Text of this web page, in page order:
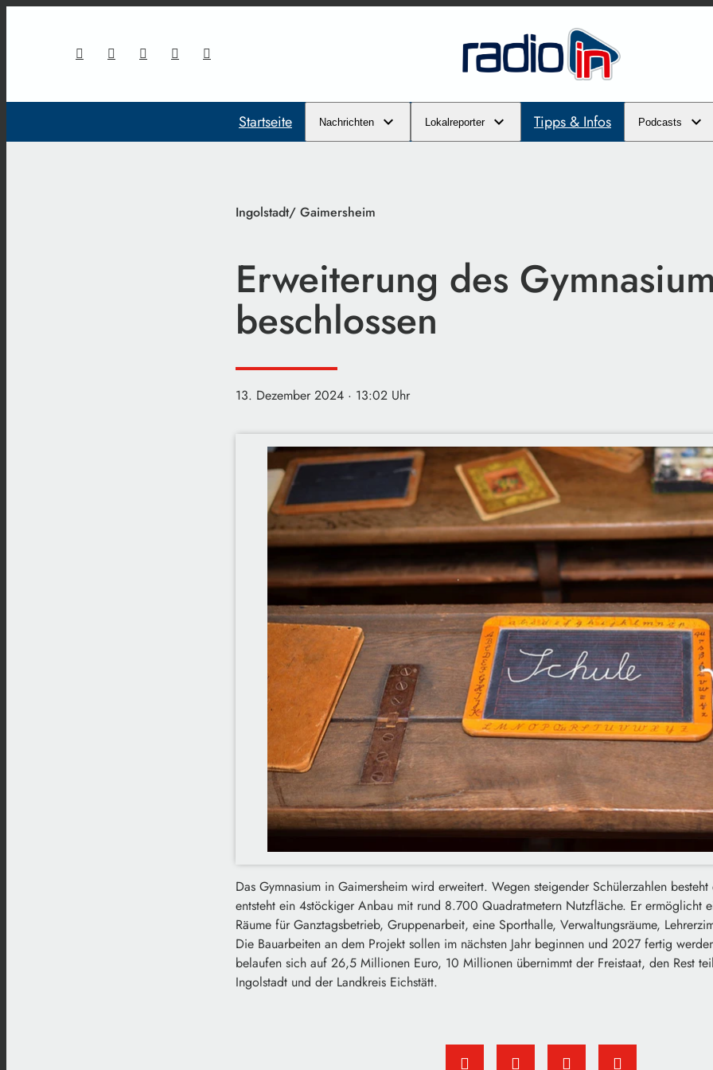
Startseite Nachrichten Lokalreporter Tipps & Infos Podcasts
Ingolstadt/ Gaimersheim
Erweiterung des
beschlossen
13. Dezember 2024 · 13:02 Uhr
Das Gymnasium in Gaimersheim wird erweitert. Wegen steigender Schülerzahlen
entsteht ein 4stöckiger Anbau mit rund 8.700 Quadratmetern Nutzfläche. Er ermöglicht
Räume für Ganztagsbetrieb, Gruppenarbeit, eine Sporthalle, Verwaltungsräume,
Die Bauarbeiten an dem Projekt sollen im nächsten Jahr beginnen und 2027 fertig
belaufen sich auf 26,5 Millionen Euro, 10 Millionen übernimmt der Freistaat, den Rest
Ingolstadt und der Landkreis Eichstätt.